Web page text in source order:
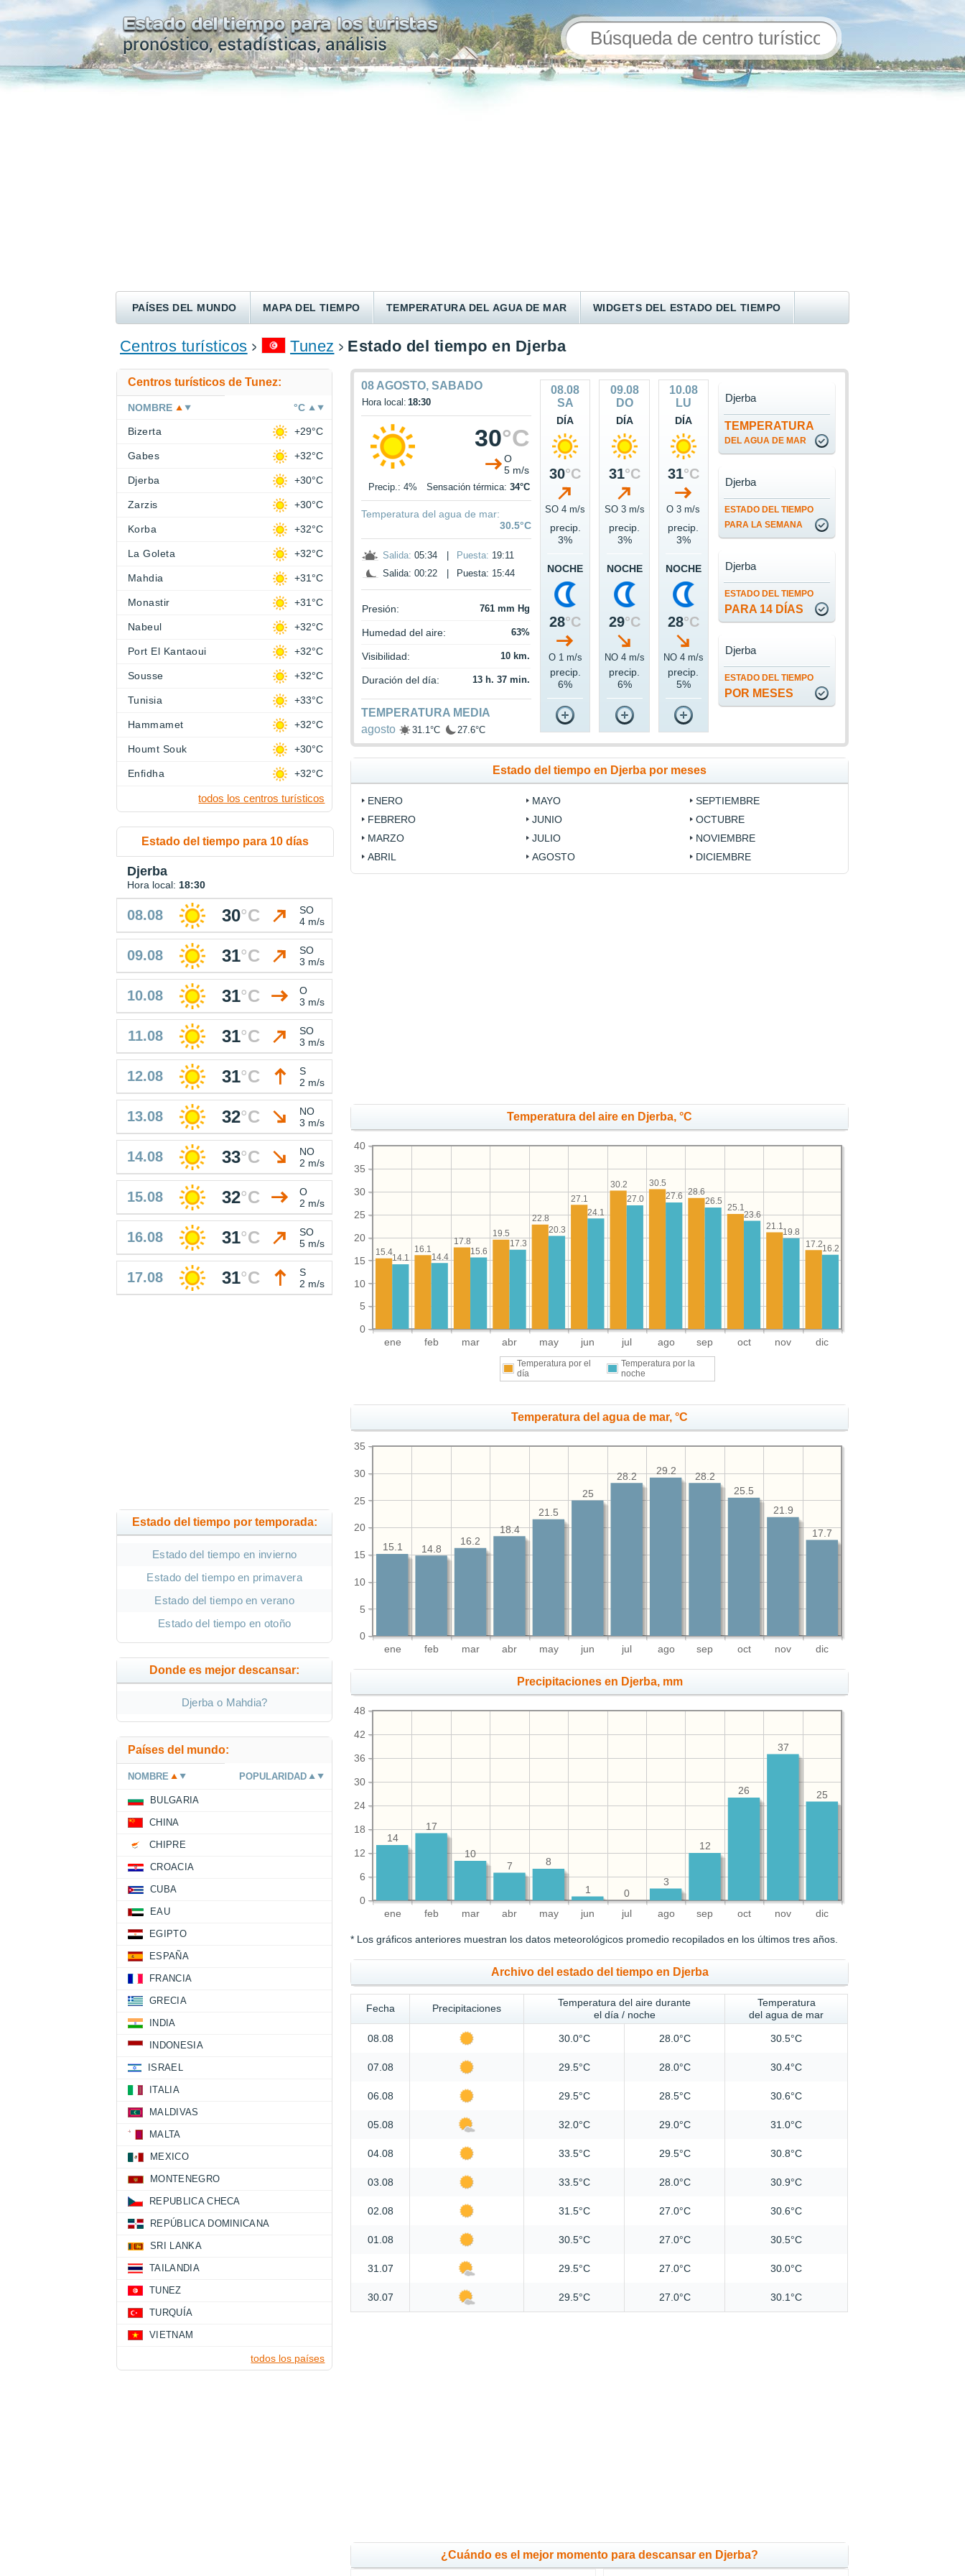
PAÍSES DEL MUNDO MAPA DEL TIEMPO TEMPERATURA DEL AGUA DE MAR WIDGETS DEL ESTADO DEL TIEMPO
ENCONTRAR UN HOTEL
Centros turísticos Tunez Estado del tiempo en Djerba
08 AGOSTO, SABADO
Hora local: 18:30
30°C
O
5 m/s
Precip.: 4% Sensación térmica:34°C
Temperatura del agua de mar:
30.5°C
Salida: 05:34 Puesta: 19:11
Salida: 00:22
Puesta: 15:44
Presión: 761 mm Hg
Humedad del aire: 63%
Visibilidad: 10 km.
Duración del día: 13 h. 37 min.
TEMPERATURA MEDIA
agosto
31.1°C 27.6°C
08.08
SA
DÍA
30°C
SO 4 m/s
precip.
3%
NOCHE
28°C
O 1 m/s
precip.
6%
09.08
DO
DÍA
31°C
SO 3 m/s
precip.
3%
NOCHE
29°C
NO 4 m/s
precip.
6%
10.08
LU
DÍA
31°C
O 3 m/s
precip.
3%
NOCHE
28°C
NO 4 m/s
precip.
5%
TEMPERATURA
DEL AGUA DE MAR
Djerba
ESTADO DEL TIEMPO
PARA LA SEMANA
Djerba
ESTADO DEL TIEMPO
PARA 14 DÍAS
Djerba
ESTADO DEL TIEMPO
POR MESES
Djerba
Estado del tiempo en Djerba por meses
ENERO
FEBRERO
MARZO
ABRIL
MAYO
JUNIO
JULIO
AGOSTO
SEPTIEMBRE
OCTUBRE
NOVIEMBRE
DICIEMBRE
Temperatura del aire en Djerba, °C
ene feb mar abr may jun jul ago sep oct nov dic
0
5
10
15
20
25
30
35
40
17.2
21.1
25.1
28.6
30.5
30.2
27.1
22.8
19.5
17.8
16.1
15.4 16.2
19.8
23.6
26.5
27.6
27.0
24.1
20.3
17.3
15.6
14.4
14.1
Temperatura por el
día
Temperatura por la
noche
Temperatura del agua de mar, °C
ene feb mar abr may jun jul ago sep oct nov dic
0
5
10
15
20
25
30
35
17.7
21.9
25.5
28.2
29.2
28.2
25
21.5
18.4
16.2
14.8
15.1
Precipitaciones en Djerba, mm
ene feb mar abr may jun jul ago sep oct nov dic
0
6
12
18
24
30
36
42
48
25
37
26
12
3
0
1
8
7
10
17
14
* Los gráficos anteriores muestran los datos meteorológicos promedio recopilados en los últimos tres años.
Archivo del estado del tiempo en Djerba
Fecha Precipitaciones
Temperatura del aire durante
el día / noche
Temperatura
del agua de mar
08.08 30.0°C 28.0°C 30.5°C
07.08 29.5°C 28.0°C 30.4°C
06.08 29.5°C 28.5°C 30.6°C
05.08 32.0°C 29.0°C 31.0°C
04.08 33.5°C 29.5°C 30.8°C
03.08 33.5°C 28.0°C 30.9°C
02.08 31.5°C 27.0°C 30.6°C
01.08 30.5°C 27.0°C 30.5°C
31.07 29.5°C 27.0°C 30.0°C
30.07 29.5°C 27.0°C 30.1°C
¿Cuándo es el mejor momento para descansar en Djerba?
Centros turísticos de Tunez:
NOMBRE °C
Bizerta +29°C
Gabes +32°C
Djerba +30°C
Zarzis +30°C
Korba +32°C
La Goleta +32°C
Mahdia +31°C
Monastir +31°C
Nabeul +32°C
Port El Kantaoui +32°C
Sousse +32°C
Tunisia +33°C
Hammamet +32°C
Houmt Souk +30°C
Enfidha +32°C
todos los centros turísticos
Estado del tiempo para 10 días
Djerba
Hora local: 18:30
08.08 30°C
SO
4 m/s
09.08 31°C
SO
3 m/s
10.08 31°C
O
3 m/s
11.08 31°C
SO
3 m/s
12.08 31°C
S
2 m/s
13.08 32°C
NO
3 m/s
14.08 33°C
NO
2 m/s
15.08 32°C
O
2 m/s
16.08 31°C
SO
5 m/s
17.08 31°C
S
2 m/s
Estado del tiempo por temporada:
Estado del tiempo en invierno
Estado del tiempo en primavera
Estado del tiempo en verano
Estado del tiempo en otoño
Donde es mejor descansar:
Djerba o Mahdia?
Países del mundo:
NOMBRE POPULARIDAD
BULGARIA
CHINA
CHIPRE
CROACIA
CUBA
EAU
EGIPTO
ESPAÑA
FRANCIA
GRECIA
INDIA
INDONESIA
ISRAEL
ITALIA
MALDIVAS
MALTA
MEXICO
MONTENEGRO
REPUBLICA CHECA
REPÚBLICA DOMINICANA
SRI LANKA
TAILANDIA
TUNEZ
TURQUÍA
VIETNAM
todos los países